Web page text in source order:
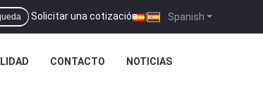
Spanish
Solicitar una cotización |
CONTACTO NOTICIAS